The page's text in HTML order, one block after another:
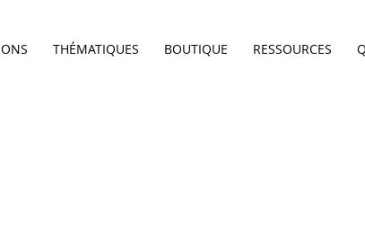
THÉMATIQUES BOUTIQUE RESSOURCES